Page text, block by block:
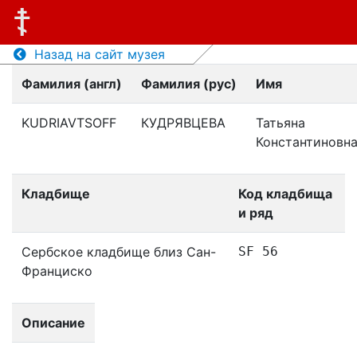
Назад на сайт музея
Фамилия (англ)
Фамилия (рус) Имя
KUDRIAVTSOFF КУДРЯВЦЕВА
Татьяна
Константиновна
Кладбище
Код кладбища
и ряд
Сербское кладбище близ Сан-
Франциско
SF 56
Описание